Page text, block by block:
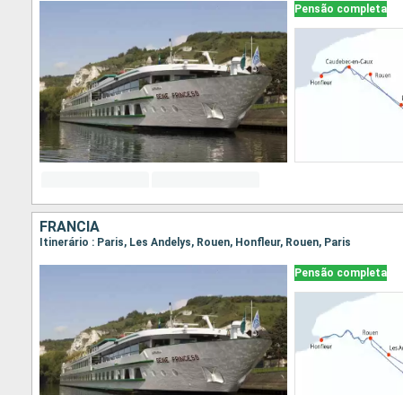
Pensão completa
FRANCIA
Itinerário : Paris, Les Andelys, Rouen, Honfleur, Rouen, Paris
Pensão completa